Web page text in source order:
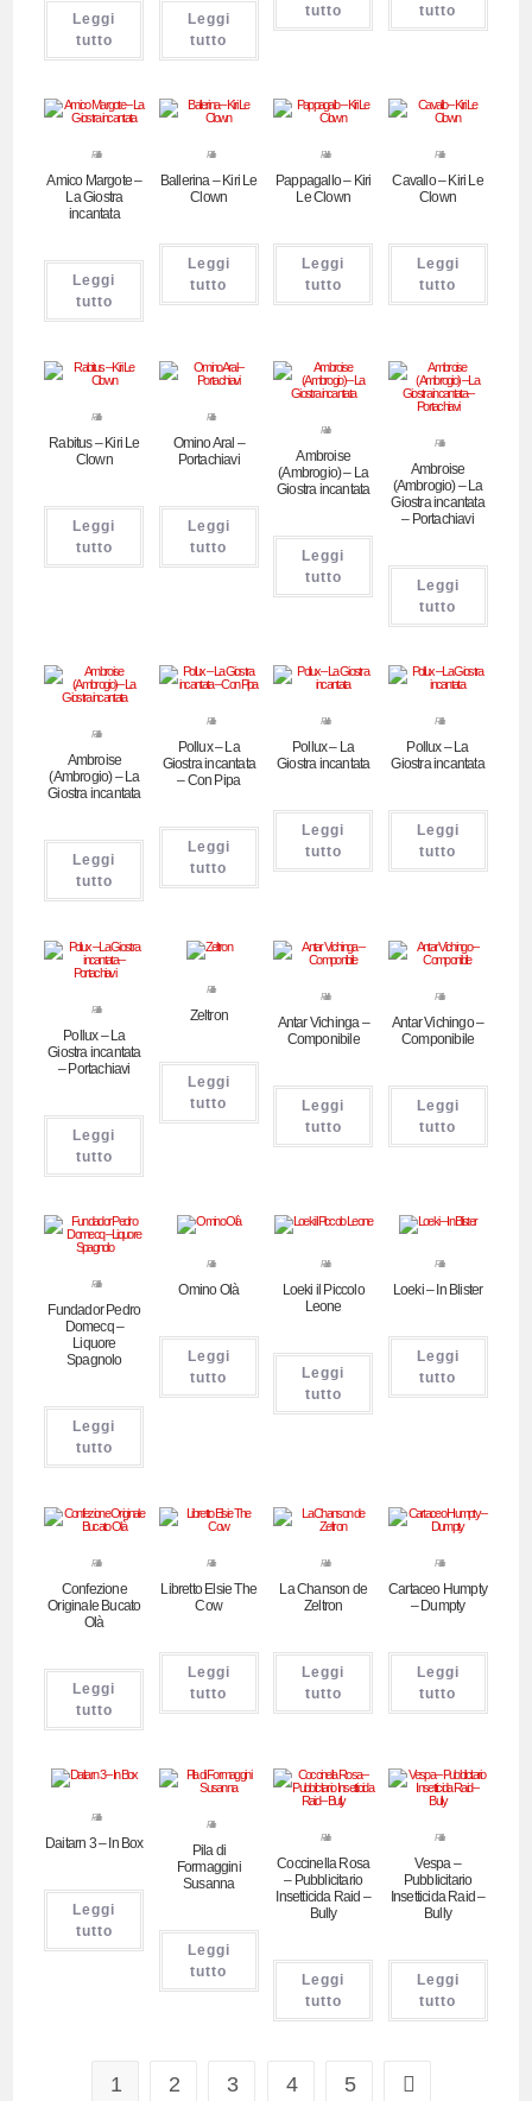
Leggi
tutto
Leggi
tutto
tutto
tutto
Pubblicitari
Amico Margote –
La Giostra
incantata
Leggi
tutto
Pubblicitari
Ballerina – Kiri Le
Clown
Leggi
tutto
Pubblicitari
Pappagallo – Kiri
Le Clown
Leggi
tutto
Pubblicitari
Cavallo – Kiri Le
Clown
Leggi
tutto
Pubblicitari
Rabitus – Kiri Le
Clown
Leggi
tutto
Pubblicitari
Omino Aral –
Portachiavi
Leggi
tutto
Pubblicitari
Ambroise
(Ambrogio) – La
Giostra incantata
Leggi
tutto
Pubblicitari
Ambroise
(Ambrogio) – La
Giostra incantata
– Portachiavi
Leggi
tutto
Pubblicitari
Ambroise
(Ambrogio) – La
Giostra incantata
Leggi
tutto
Pubblicitari
Pollux – La
Giostra incantata
– Con Pipa
Leggi
tutto
Pubblicitari
Pollux – La
Giostra incantata
Leggi
tutto
Pubblicitari
Pollux – La
Giostra incantata
Leggi
tutto
Pubblicitari
Pollux – La
Giostra incantata
– Portachiavi
Leggi
tutto
Pubblicitari
Zeltron
Leggi
tutto
Pubblicitari
Antar Vichinga –
Componibile
Leggi
tutto
Pubblicitari
Antar Vichingo –
Componibile
Leggi
tutto
Pubblicitari
Fundador Pedro
Domecq –
Liquore
Spagnolo
Leggi
tutto
Pubblicitari
Omino Olà
Leggi
tutto
Pubblicitari
Loeki il Piccolo
Leone
Leggi
tutto
Pubblicitari
Loeki – In Blister
Leggi
tutto
Pubblicitari
Confezione
Originale Bucato
Olà
Leggi
tutto
Pubblicitari
Libretto Elsie The
Cow
Leggi
tutto
Pubblicitari
La Chanson de
Zeltron
Leggi
tutto
Pubblicitari
Cartaceo Humpty
– Dumpty
Leggi
tutto
Pubblicitari
Daitarn 3 – In Box
Leggi
tutto
Pubblicitari
Pila di
Formaggini
Susanna
Leggi
tutto
Pubblicitari
Coccinella Rosa
– Pubblicitario
Insetticida Raid –
Bully
Leggi
tutto
Pubblicitari
Vespa –
Pubblicitario
Insetticida Raid –
Bully
Leggi
tutto
1 2 3 4 5